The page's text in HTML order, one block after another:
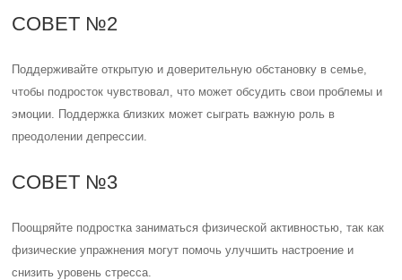
СОВЕТ №2
Поддерживайте открытую и доверительную обстановку в семье,
чтобы подросток чувствовал, что может обсудить свои проблемы и
эмоции. Поддержка близких может сыграть важную роль в
преодолении депрессии.
СОВЕТ №3
Поощряйте подростка заниматься физической активностью, так как
физические упражнения могут помочь улучшить настроение и
снизить уровень стресса.